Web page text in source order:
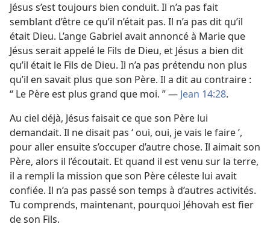
Jésus s’est toujours bien conduit. Il n’a pas fait
semblant d’être ce qu’il n’était pas. Il n’a pas dit qu’il
était Dieu. L’ange Gabriel avait annoncé à Marie que
Jésus serait appelé le Fils de Dieu, et Jésus a bien dit
qu’il était le Fils de Dieu. Il n’a pas prétendu non plus
qu’il en savait plus que son Père. Il a dit au contraire :
“ Le Père est plus grand que moi. ” — Jean 14:28.
Au ciel déjà, Jésus faisait ce que son Père lui
demandait. Il ne disait pas ‘ oui, oui, je vais le faire ’,
pour aller ensuite s’occuper d’autre chose. Il aimait son
Père, alors il l’écoutait. Et quand il est venu sur la terre,
il a rempli la mission que son Père céleste lui avait
confiée. Il n’a pas passé son temps à d’autres activités.
Tu comprends, maintenant, pourquoi Jéhovah est fier
de son Fils.